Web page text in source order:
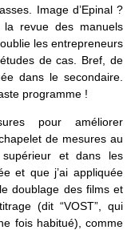
Image d’Epinal ?
revue des manuels
les entrepreneurs
de cas. Bref, de
dans le secondaire.
programme !
pour améliorer
de mesures au
et dans les
et que j’ai appliquée
doublage des films et
(dit “VOST”, qui
fois habitué), comme